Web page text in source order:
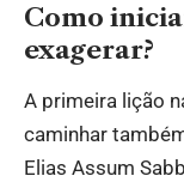
Como
exagerar?
A primeira lição
caminhar
Elias Assum